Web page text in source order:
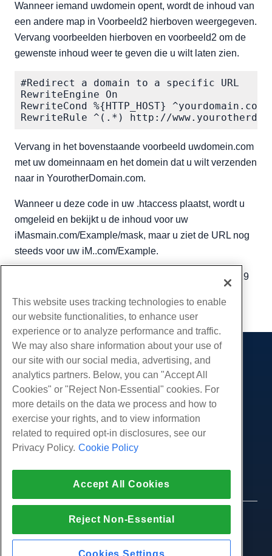
Wanneer iemand uwdomein opent, wordt de inhoud van
een andere map in Voorbeeld2 hierboven weergegeven.
Vervang voorbeelden hierboven en voorbeeld2 om de
gewenste inhoud weer te geven die u wilt laten zien.
#Redirect a domain to a specific URL
RewriteEngine On
RewriteCond %{HTTP_HOST} ^yourdomain.com
Vervang in het bovenstaande voorbeeld uwdomein.com
met uw domeinnaam en het domein dat u wilt verzenden
naar in YourotherDomain.com.
Wanneer u deze code in uw .htaccess plaatst, wordt u
omgeleid en bekijkt u de inhoud voor uw
iMasmain.com/Example/mask, maar u ziet de URL nog
steeds voor uw iM..com/Example.
augustus 1, 2019
Kopiëren URL
Producten
Web hosting
Zakelijke hosting
White Label-wederverkoper
Beheerde Linux VPS
Onbeheerde Windows VPS
Cloud Servers
Load Balancers
Blokkeer opslag
Diensten
Website-migraties
Gemeenschap
Productdocumentatie
Tutorials
Bedrijf
Over ons
Neem contact op
druk op
Affiliate-programma
Politie
Partnerovereenkomst
Ondersteuning
Live chat met ons
Open een ondersteuningskaartje
© 2010-2026 Hostwinds, een HostPapa Inc. bedrijf.
This website uses tracking technologies to enable
our website functionalities, to enhance user
experience or to analyze performance and traffic.
We may also share information about your use of
our site with our social media, advertising, and
analytics partners. Below, you can "Accept All
Cookies" or "Reject Non-Essential" cookies. For
more details on the data we process and how to
exercise your rights, and to view information
related to required opt-in disclosures, see our
Privacy Policy. Cookie Policy
Accept All Cookies
Reject Non-Essential